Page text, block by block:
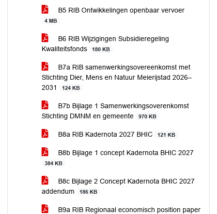
B5 RIB Ontwikkelingen openbaar vervoer
4 MB
B6 RIB Wijzigingen Subsidieregeling
Kwaliteitsfonds
180 KB
B7a RIB samenwerkingsovereenkomst met
Stichting Dier, Mens en Natuur Meierijstad 2026–
2031
124 KB
B7b Bijlage 1 Samenwerkingsoverenkomst
Stichting DMNM en gemeente
970 KB
B8a RIB Kadernota 2027 BHIC 121 KB
B8b Bijlage 1 concept Kadernota BHIC 2027
384 KB
B8c Bijlage 2 Concept Kadernota BHIC 2027
addendum
186 KB
B9a RIB Regionaal economisch position paper